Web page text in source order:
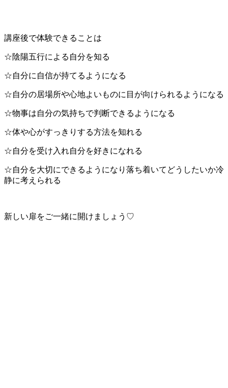
講座後で体験できることは
☆陰陽五行による自分を知る
☆自分に自信が持てるようになる
☆自分の居場所や心地よいものに目が向けられるようになる
☆物事は自分の気持ちで判断できるようになる
☆体や心がすっきりする方法を知れる
☆自分を受け入れ自分を好きになれる
☆自分を大切にできるようになり落ち着いてどうしたいか冷
静に考えられる
新しい扉をご一緒に開けましょう♡